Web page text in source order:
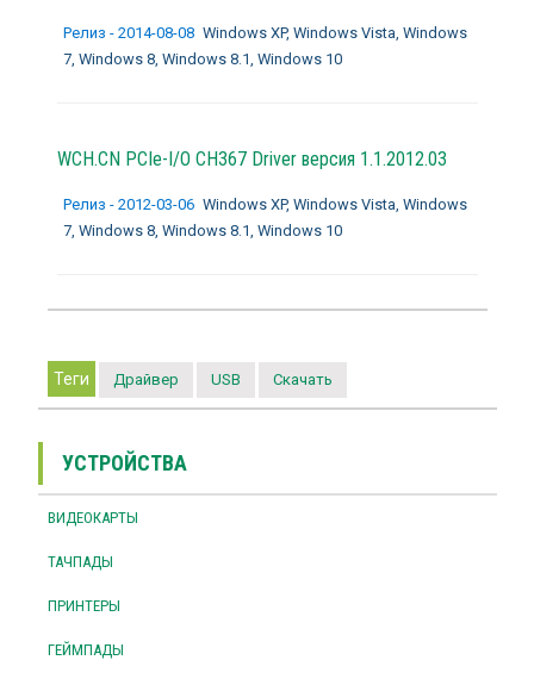
Релиз - 2014-08-08 Windows XP, Windows Vista, Windows
7, Windows 8, Windows 8.1, Windows 10
WCH.CN PCIe-I/O CH367 Driver версия 1.1.2012.03
Релиз - 2012-03-06 Windows XP, Windows Vista, Windows
7, Windows 8, Windows 8.1, Windows 10
Теги Драйвер USB Скачать
УСТРОЙСТВА
ВИДЕОКАРТЫ
ТАЧПАДЫ
ПРИНТЕРЫ
ГЕЙМПАДЫ